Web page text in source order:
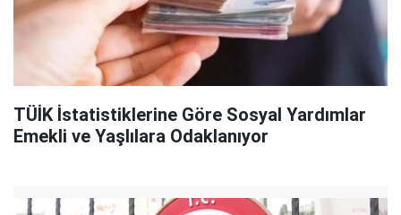
TÜİK İstatistiklerine Göre Sosyal Yardımlar
Emekli ve Yaşlılara Odaklanıyor